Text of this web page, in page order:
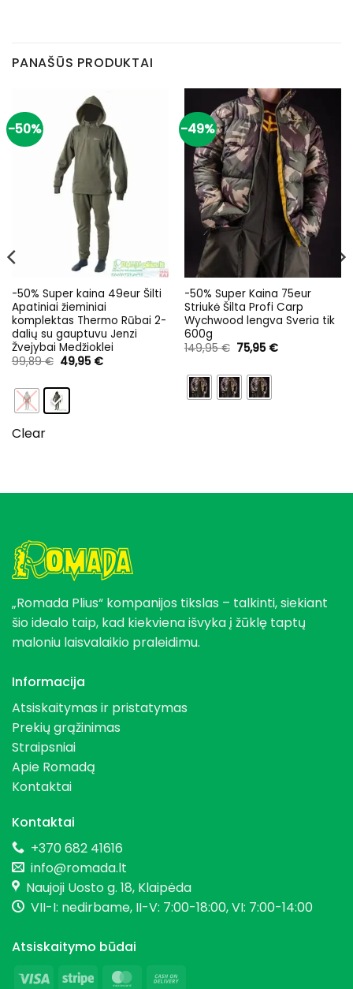
PANAŠŪS PRODUKTAI
-50%
-50% Super kaina 49eur Šilti
Apatiniai žieminiai
komplektas Thermo Rūbai 2-
dalių su gauptuvu Jenzi
Žvejybai Medžioklei
99,89€ Original
price
99,89 €.
49,95 €Current
Clear
-49%
-50% Super Kaina 75eur
Striukė Šilta Profi Carp
Wychwood lengva Sveria tik
600g
149,95€ Original
price
149,95 €.
75,95 €Current
„Romada Plius“ kompanijos tikslas – talkinti, siekiant
šio idealo taip, kad kiekviena išvyka į žūklę taptų
maloniu laisvalaikio praleidimu.
Informacija
Atsiskaitymas ir pristatymas
Prekių grąžinimas
Straipsniai
Apie Romadą
Kontaktai
Kontaktai
+370 682 41616
info@romada.lt
Naujoji Uosto g. 18, Klaipėda
VII-I: nedirbame, II-V: 7:00-18:00, VI: 7:00-14:00
Atsiskaitymo būdai
Visa
Stripe MasterCard